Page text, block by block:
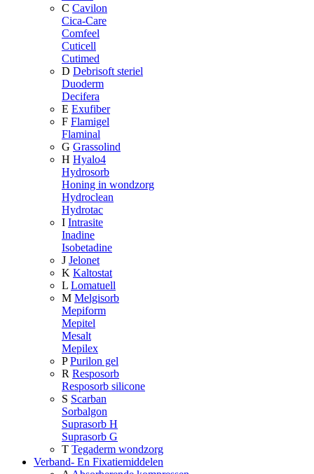
C Cavilon
Cica-Care
Comfeel
Cuticell
Cutimed
D Debrisoft steriel
Duoderm
Decifera
E Exufiber
F Flamigel
Flaminal
G Grassolind
H Hyalo4
Hydrosorb
Honing in wondzorg
Hydroclean
Hydrotac
I Intrasite
Inadine
Isobetadine
J Jelonet
K Kaltostat
L Lomatuell
M Melgisorb
Mepiform
Mepitel
Mesalt
Mepilex
P Purilon gel
R Resposorb
Resposorb silicone
S Scarban
Sorbalgon
Suprasorb H
Suprasorb G
T Tegaderm wondzorg
Verband- En Fixatiemiddelen